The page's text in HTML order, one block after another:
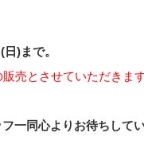
)まで。
売とさせていただきま
一同心よりお待ちして